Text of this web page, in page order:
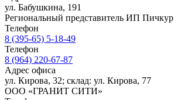
ул. Бабушкина, 191
Региональный представитель ИП Пичкур
Телефон
8 (395-65) 5-18-49
Телефон
8 (964) 220-67-87
Адрес офиса
ул. Кирова, 32; склад: ул. Кирова, 77
ООО «ГРАНИТ СИТИ»